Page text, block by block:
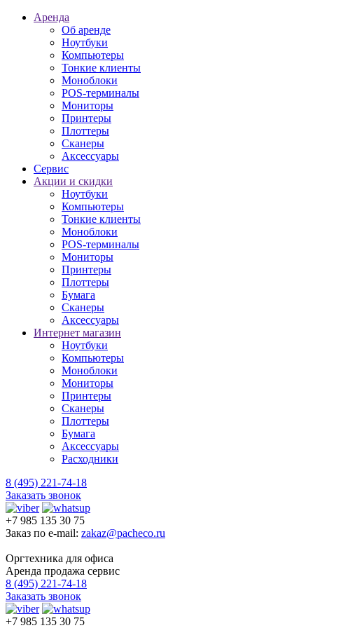
Аренда
Об аренде
Ноутбуки
Компьютеры
Тонкие клиенты
Моноблоки
POS-терминалы
Мониторы
Принтеры
Плоттеры
Сканеры
Аксессуары
Сервис
Акции и скидки
Ноутбуки
Компьютеры
Тонкие клиенты
Моноблоки
POS-терминалы
Мониторы
Принтеры
Плоттеры
Бумага
Сканеры
Аксессуары
Интернет магазин
Ноутбуки
Компьютеры
Моноблоки
Мониторы
Принтеры
Сканеры
Плоттеры
Бумага
Аксессуары
Расходники
8 (495) 221-74-18
Заказать звонок
+7 985 135 30 75
Заказ по e-mail: zakaz@pacheco.ru
Оргтехника для офиса
Аренда продажа сервис
8 (495) 221-74-18
Заказать звонок
+7 985 135 30 75